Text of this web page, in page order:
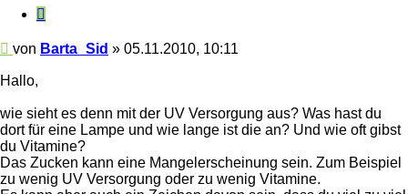
Zitieren
Beitrag
von Barta_Sid » 05.11.2010, 10:11
Hallo,
wie sieht es denn mit der UV Versorgung aus? Was hast du
dort für eine Lampe und wie lange ist die an? Und wie oft gibst
du Vitamine?
Das Zucken kann eine Mangelerscheinung sein. Zum Beispiel
zu wenig UV Versorgung oder zu wenig Vitamine.